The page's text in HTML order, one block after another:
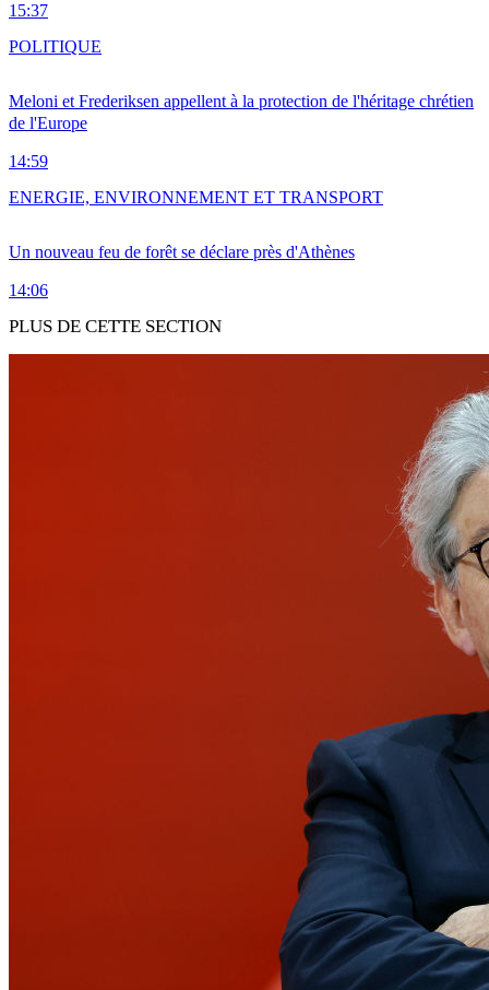
15:37
Meloni et Frederiksen appellent à la protection de l'héritage chrétien
de l'Europe
14:59
POLITIQUE
Un nouveau feu de forêt se déclare près d'Athènes
14:06
ENERGIE, ENVIRONNEMENT ET TRANSPORT
PLUS DE CETTE SECTION